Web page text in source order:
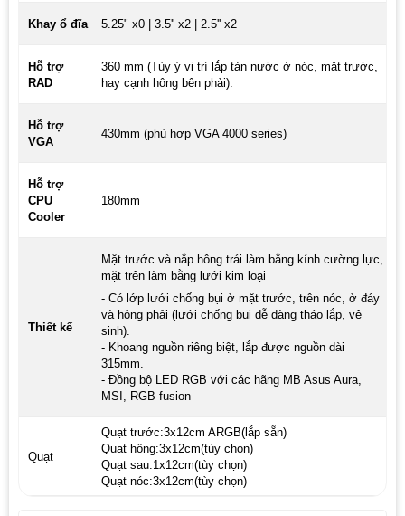
Khay ổ đĩa 5.25" x0 | 3.5'' x2 | 2.5'' x2
Hỗ trợ
RAD
360 mm (Tùy ý vị trí lắp tản nước ở nóc, mặt trước,
hay cạnh hông bên phải).
Hỗ trợ
VGA
430mm (phù hợp VGA 4000 series)
Hỗ trợ
CPU
Cooler
180mm
Thiết kế
Mặt trước và nắp hông trái làm bằng kính cường lực,
mặt trên làm bằng lưới kim loại
- Có lớp lưới chống bụi ở mặt trước, trên nóc, ở đáy
và hông phải (lưới chống bụi dễ dàng tháo lắp, vệ
sinh).
- Khoang nguồn riêng biệt, lắp được nguồn dài
315mm.
- Đồng bộ LED RGB với các hãng MB Asus Aura,
MSI, RGB fusion
Quạt
Quạt trước:3x12cm ARGB(lắp sẵn)
Quạt hông:3x12cm(tùy chọn)
Quạt sau:1x12cm(tùy chọn)
Quạt nóc:3x12cm(tùy chọn)